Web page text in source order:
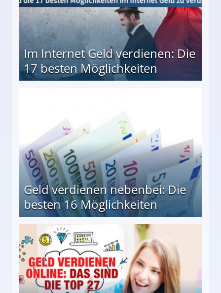
Im Internet Geld verdienen: Die
17 besten Möglichkeiten
Geld verdienen nebenbei: Die
besten 16 Möglichkeiten